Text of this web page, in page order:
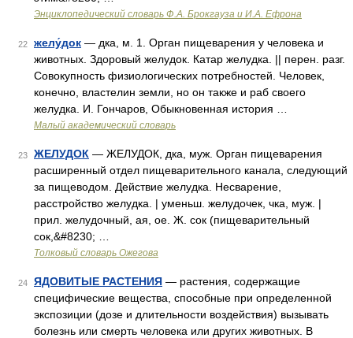
Энциклопедический словарь Ф.А. Брокгауза и И.А. Ефрона
22 желу́док — дка, м. 1. Орган пищеварения у человека и
животных. Здоровый желудок. Катар желудка. || перен. разг.
Совокупность физиологических потребностей. Человек,
конечно, властелин земли, но он также и раб своего
желудка. И. Гончаров, Обыкновенная история …
Малый академический словарь
23 ЖЕЛУДОК — ЖЕЛУДОК, дка, муж. Орган пищеварения
расширенный отдел пищеварительного канала, следующий
за пищеводом. Действие желудка. Несварение,
расстройство желудка. | уменьш. желудочек, чка, муж. |
прил. желудочный, ая, ое. Ж. сок (пищеварительный
сок,&#8230; …
Толковый словарь Ожегова
24 ЯДОВИТЫЕ РАСТЕНИЯ — растения, содержащие
специфические вещества, способные при определенной
экспозиции (дозе и длительности воздействия) вызывать
болезнь или смерть человека или других животных. В